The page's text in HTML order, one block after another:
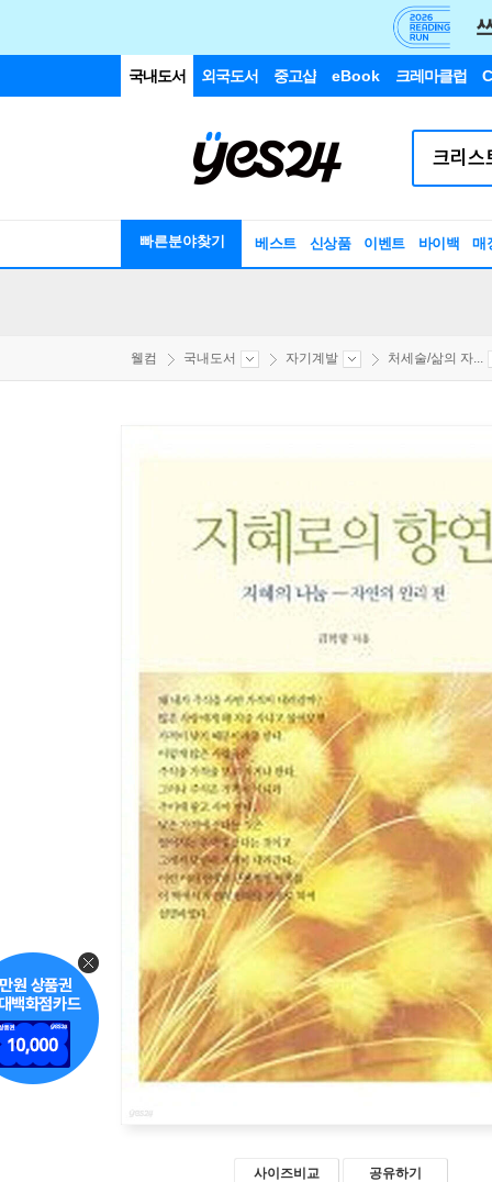
국내도서 외국도서 중고샵 eBook 크레마클럽
빠른분야찾기 베스트 신상품 이벤트 바이백 매
웰컴 국내도서 자기계발 처세술/삶의 자...
사이즈비교 공유하기